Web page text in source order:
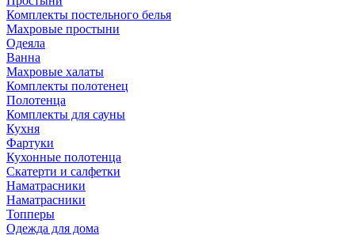
Комплекты постельного белья
Махровые простыни
Одеяла
Ванна
Махровые халаты
Комплекты полотенец
Полотенца
Комплекты для сауны
Кухня
Фартуки
Кухонные полотенца
Скатерти и салфетки
Наматрасники
Наматрасники
Топперы
Одежда для дома